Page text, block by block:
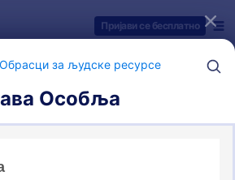
Пријави се бесплатно
Обрасци за људске ресурсе
Особља
образаца